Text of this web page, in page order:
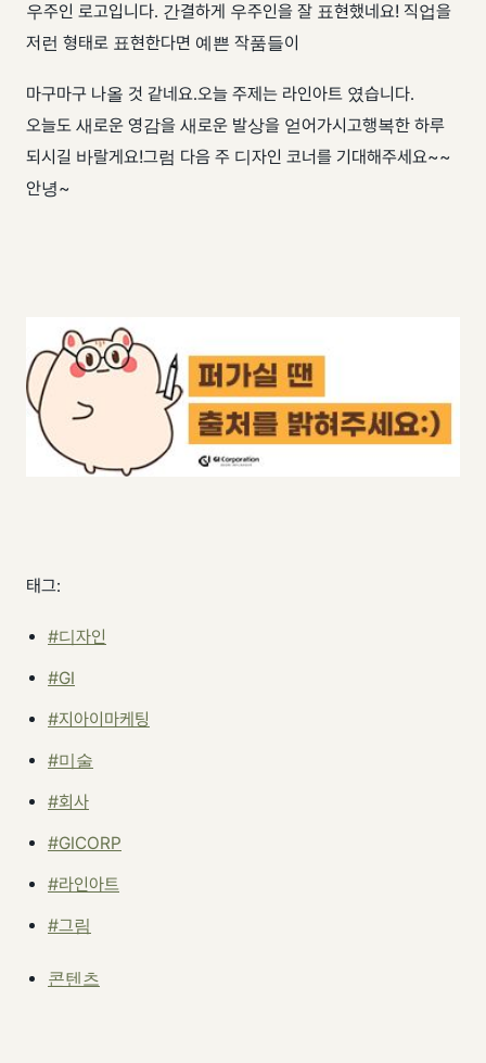
우주인 로고입니다. 간결하게 우주인을 잘 표현했네요! 직업을
저런 형태로 표현한다면 예쁜 작품들이
마구마구 나올 것 같네요. ​ 오늘 주제는 라인아트 였습니다.
오늘도 새로운 영감을 새로운 발상을 얻어가시고 ​ 행복한 하루
되시길 바랄게요! ​ 그럼 다음 주 디자인 코너를 기대해주세요~~
안녕~
태그:
#디자인
#GI
#지아이마케팅
#미술
#회사
#GICORP
#라인아트
#그림
콘텐츠